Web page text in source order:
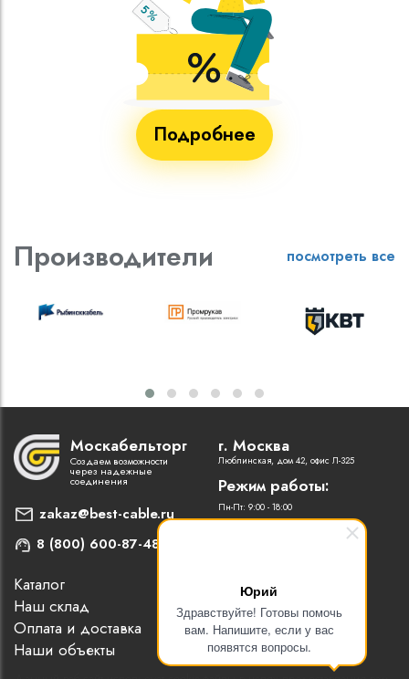
Юрий
Здравствуйте! Готовы помочь
вам. Напишите, если у вас
появятся вопросы.
Подробнее
Производители посмотреть все
Москабельторг
Создаем возможности
через надежные
соединения
zakaz@best-cable.ru
8 (800) 600-87-48
г. Москва
Люблинская, дом 42, офис Л-325
Режим работы:
Пн-Пт: 9:00 - 18:00
Каталог
Наш склад
Оплата и доставка
Наши объекты
Наши партнеры
Статьи
Контакты
Новости